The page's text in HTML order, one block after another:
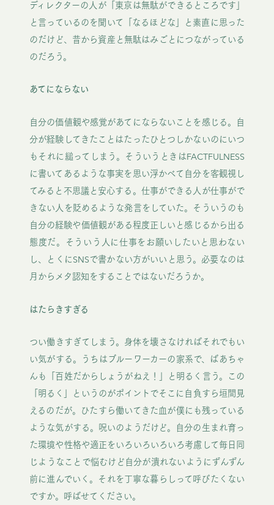
ディレクターの人が「東京は無駄ができるところです」
と言っているのを聞いて「なるほどな」と素直に思った
のだけど、昔から資産と無駄はみごとにつながっている
のだろう。
あてにならない
自分の価値観や感覚があてにならないことを感じる。自
分が経験してきたことはたったひとつしかないのにいつ
もそれに縋ってしまう。そういうときはFACTFULNESS
に書いてあるような事実を思い浮かべて自分を客観視し
てみると不思議と安心する。仕事ができる人が仕事がで
きない人を貶めるような発言をしていた。そういうのも
自分の経験や価値観がある程度正しいと感じるから出る
態度だ。そういう人に仕事をお願いしたいと思わない
し、とくにSNSで書かない方がいいと思う。必要なのは
月からメタ認知をすることではないだろうか。
はたらきすぎる
つい働きすぎてしまう。身体を壊さなければそれでもい
い気がする。うちはブルーワーカーの家系で、ばあちゃ
んも「百姓だからしょうがねえ！」と明るく言う。この
「明るく」というのがポイントでそこに自負すら垣間見
えるのだが。ひたすら働いてきた血が僕にも残っている
ような気がする。呪いのようだけど。自分の生まれ育っ
た環境や性格や適正をいろいろいろいろ考慮して毎日同
じようなことで悩むけど自分が潰れないようにずんずん
前に進んでいく。それを丁寧な暮らしって呼びたくない
ですか。呼ばせてください。